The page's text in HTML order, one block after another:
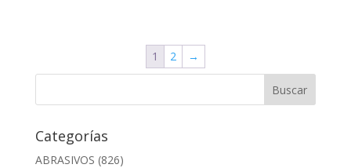
1 2 →
Categorías
ABRASIVOS (826)